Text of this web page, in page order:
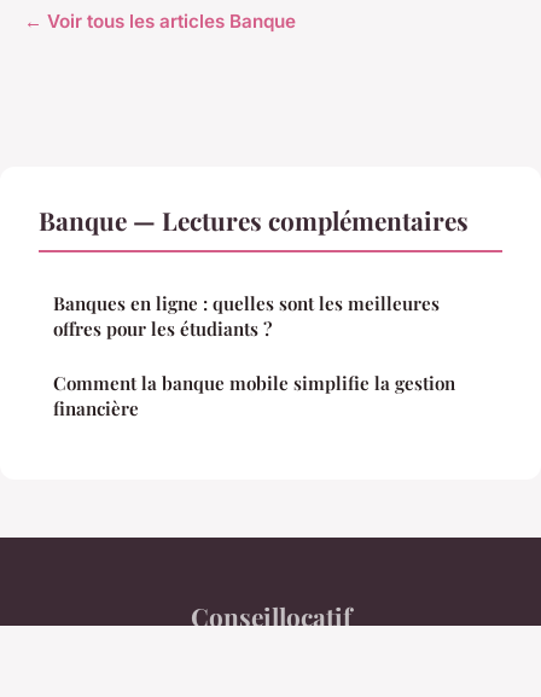
← Voir tous les articles Banque
Banque — Lectures complémentaires
Banques en ligne : quelles sont les meilleures
offres pour les étudiants ?
Comment la banque mobile simplifie la gestion
financière
Conseillocatif